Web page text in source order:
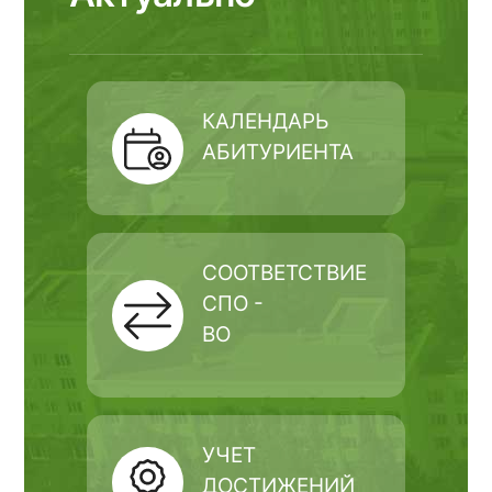
КАЛЕНДАРЬ
АБИТУРИЕНТА
СООТВЕТСТВИЕ
СПО -
ВО
УЧЕТ
ДОСТИЖЕНИЙ